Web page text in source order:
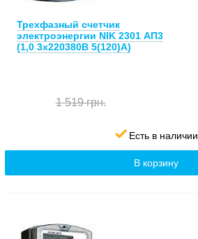
Трехфазный счетчик
электроэнергии NIK 2301 АП3
(1,0 3х220380В 5(120)А)
1 519 грн.
Есть в наличии
В корзину